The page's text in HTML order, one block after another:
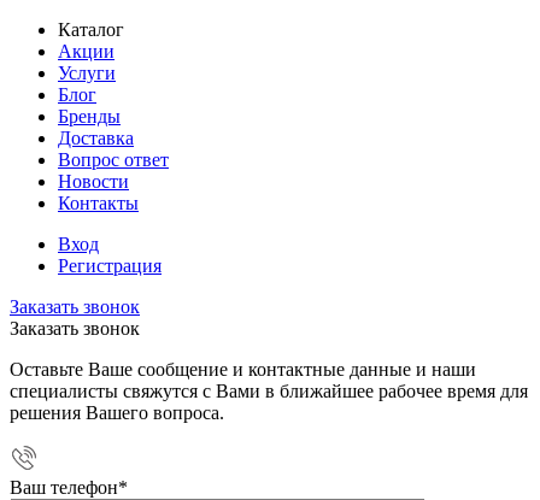
Каталог
Акции
Услуги
Блог
Бренды
Доставка
Вопрос ответ
Новости
Контакты
Вход
Регистрация
Заказать звонок
Заказать звонок
Оставьте Ваше сообщение и контактные данные и наши
специалисты свяжутся с Вами в ближайшее рабочее время для
решения Вашего вопроса.
Ваш телефон*